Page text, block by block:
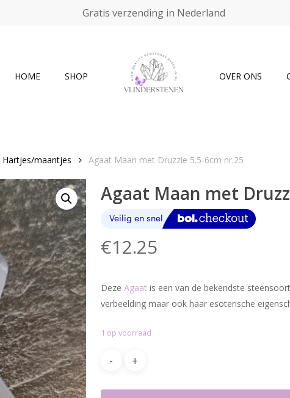
Gratis verzending in Nederland
HOME SHOP OVER ONS
Hartjes/maantjes Agaat Maan met Druzzie 5.5-6cm nr.25
Agaat Maan met
€12.25
Deze Agaat is een van de bekendste
verbeelding maar ook haar esoterische
1 op voorraad